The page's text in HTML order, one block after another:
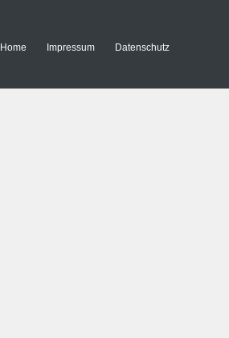
Home Impressum Datenschutz